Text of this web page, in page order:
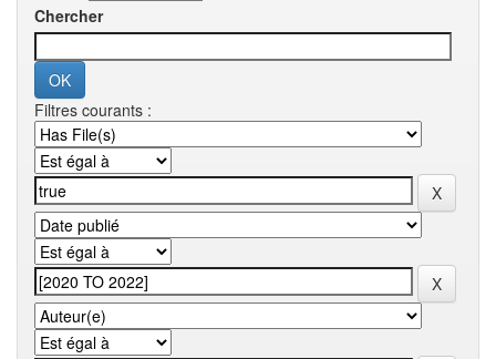
Chercher
Filtres courants :